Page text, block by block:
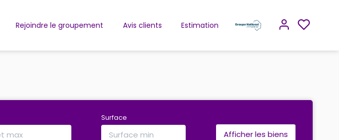
Rejoindre le groupement Avis clients Estimation
Surface